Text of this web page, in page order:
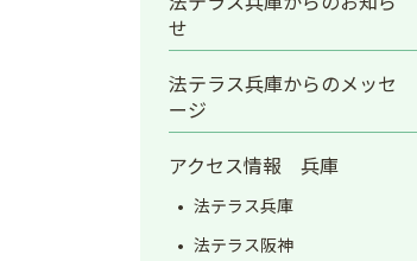
せ
法テラス兵庫からのメッセ
ージ
アクセス情報 兵庫
法テラス兵庫
法テラス阪神